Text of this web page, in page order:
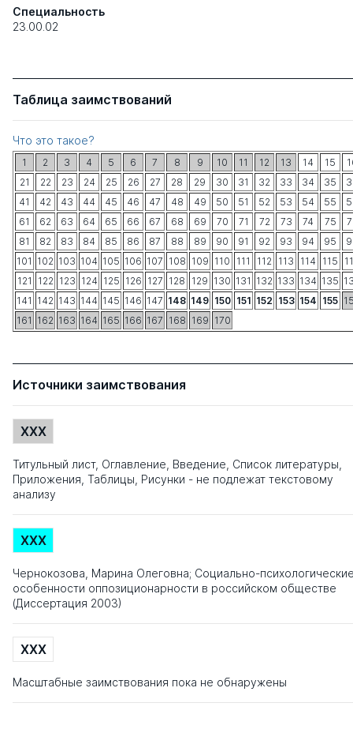
Специальность
23.00.02
Таблица заимствований
Что это такое?
1 2 3 4 5 6 7 8 9 10 11 12 13 14 15
21
22 23 24 25 26 27 28 29 30 31 32 33 34 35
41
42 43 44 45 46 47 48 49 50 51 52 53 54 55
61
62 63 64 65 66 67 68 69 70 71 72 73 74 75
81
82 83 84 85 86 87 88 89 90 91 92 93 94 95
101 102 103 104 105 106 107 108 109 110 111 112 113 114 115
121
122 123 124 125 126 127 128 129 130 131 132 133 134 135
141 142 143 144 145 146 147 148 149 150 151 152 153 154 155
161 162 163 164 165 166 167 168 169 170
Источники заимствования
XXX
Титульный лист, Оглавление, Введение, Список литературы,
Приложения, Таблицы, Рисунки - не подлежат текстовому
анализу
XXX
Чернокозова, Марина Олеговна; Социально-
особенности оппозиционарности в российском обществе
(Диссертация 2003)
XXX
Масштабные заимствования пока не обнаружены